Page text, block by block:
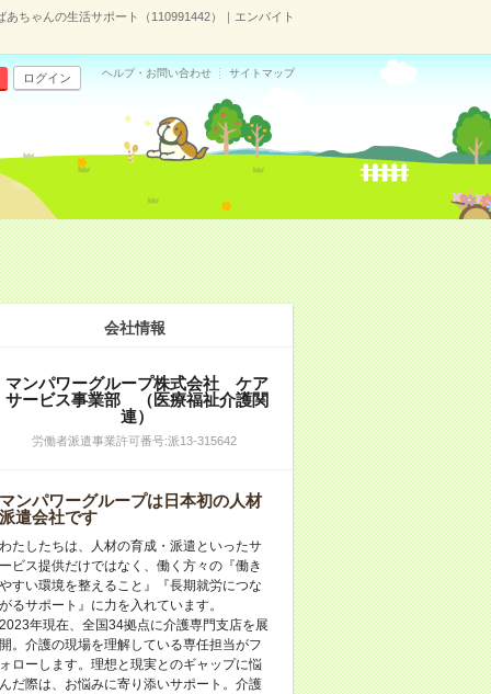
ちゃんの生活サポート（110991442）｜エンバイト
ログイン ヘルプ・お問い合わせ サイトマップ
会社情報
マンパワーグループ株式会社 ケア
サービス事業部 （医療福祉介護関
連）
労働者派遣事業許可番号:派13-315642
ンパワーグループは日本初の人材
遣会社です
たしたちは、人材の育成・派遣といったサ
ビス提供だけではなく、働く方々の『働き
すい環境を整えること』『長期就労につな
るサポート』に力を入れています。
年現在、全国34拠点に介護専門支店を展
。介護の現場を理解している専任担当がフ
ローします。理想と現実とのギャップに悩
だ際は、お悩みに寄り添いサポート。介護